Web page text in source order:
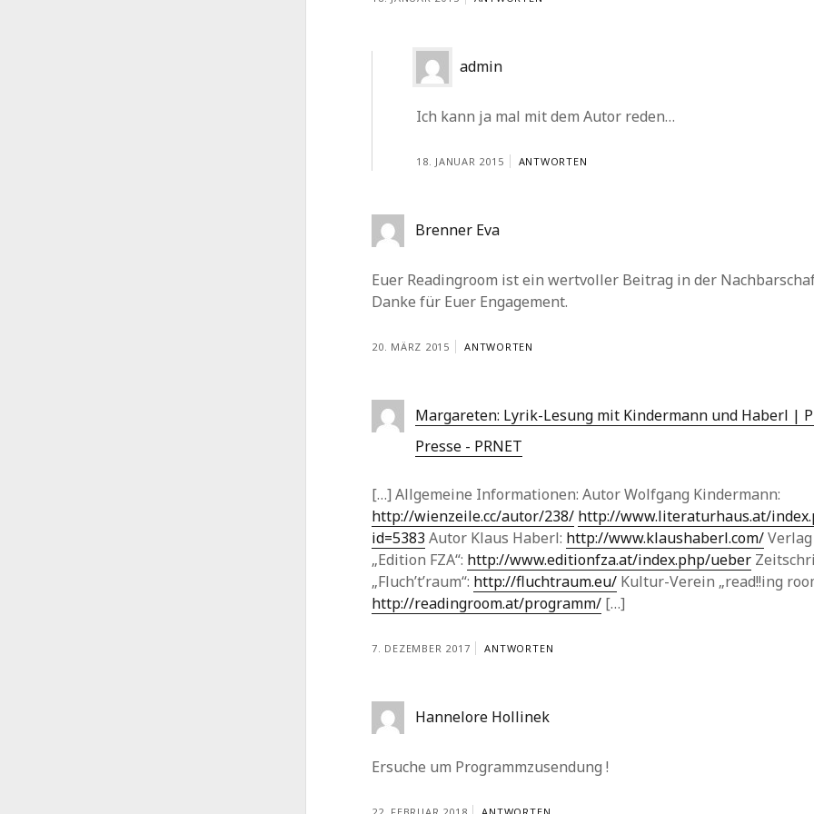
admin
Ich kann ja mal mit dem Autor reden…
18. JANUAR 2015 ANTWORTEN
Brenner Eva
Euer Readingroom ist ein wertvoller Beitrag in der
Danke für Euer Engagement.
20. MÄRZ 2015 ANTWORTEN
Margareten: Lyrik-Lesung mit Kindermann und Haberl |
Presse - PRNET
[…] Allgemeine Informationen: Autor Wolfgang Kindermann:
http://wienzeile.cc/autor/238/ http://www.literaturhaus.at/
id=5383 Autor Klaus Haberl: http://www.klaushaberl.com/Verlag
„Edition FZA“: http://www.editionfza.at/index.php/ueber
„Fluch’t’raum“: http://fluchtraum.eu/ Kultur-Verein „read!!ing
http://readingroom.at/programm/ […]
7. DEZEMBER 2017 ANTWORTEN
Hannelore Hollinek
Ersuche um Programmzusendung !